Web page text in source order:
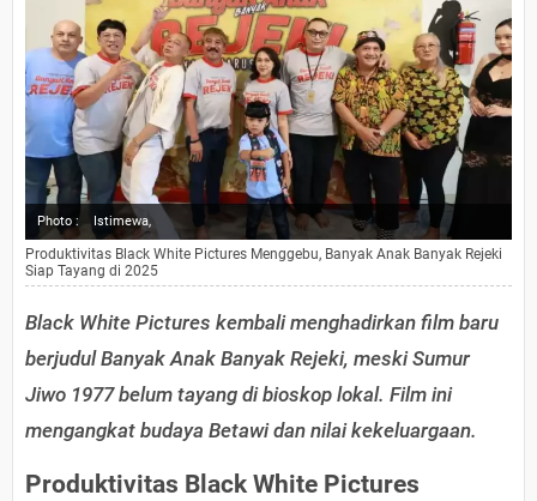
Photo : Istimewa,
Produktivitas Black White Pictures Menggebu, Banyak Anak Banyak Rejeki
Siap Tayang di 2025
Black White Pictures kembali menghadirkan film baru
berjudul Banyak Anak Banyak Rejeki, meski Sumur
Jiwo 1977 belum tayang di bioskop lokal. Film ini
mengangkat budaya Betawi dan nilai kekeluargaan.
Produktivitas Black White Pictures